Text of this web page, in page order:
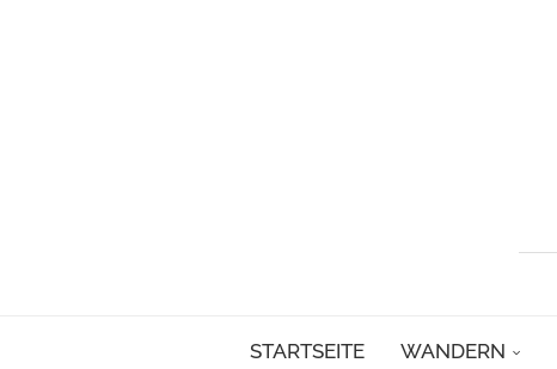
STARTSEITE WANDERN